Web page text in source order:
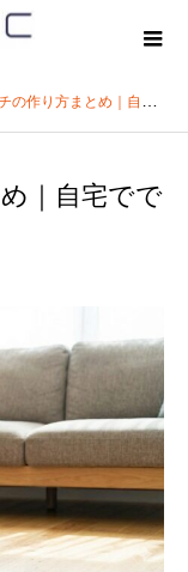
まとめ｜自宅でできる簡単セルフケア
｜自宅でで